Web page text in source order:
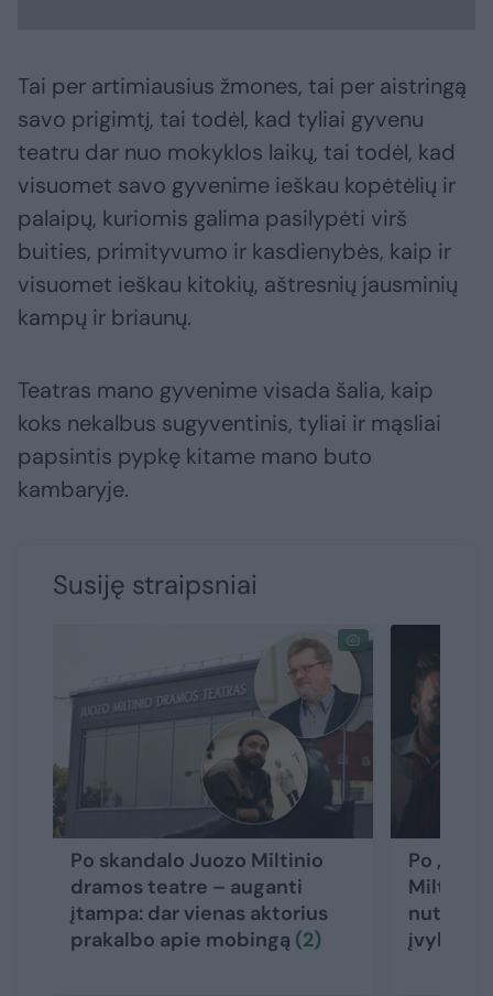
Tai per artimiausius žmones, tai per aistringą
savo prigimtį, tai todėl, kad tyliai gyvenu
teatru dar nuo mokyklos laikų, tai todėl, kad
visuomet savo gyvenime ieškau kopėtėlių ir
palaipų, kuriomis galima pasilypėti virš
buities, primityvumo ir kasdienybės, kaip ir
visuomet ieškau kitokių, aštresnių jausminių
kampų ir briaunų.
Teatras mano gyvenime visada šalia, kaip
koks nekalbus sugyventinis, tyliai ir mąsliai
papsintis pypkę kitame mano buto
kambaryje.
Susiję straipsniai
Po skandalo Juozo Miltinio
dramos teatre – auganti
įtampa: dar vienas aktorius
prakalbo apie mobingą (2)
Po
Miltinio
įvykių